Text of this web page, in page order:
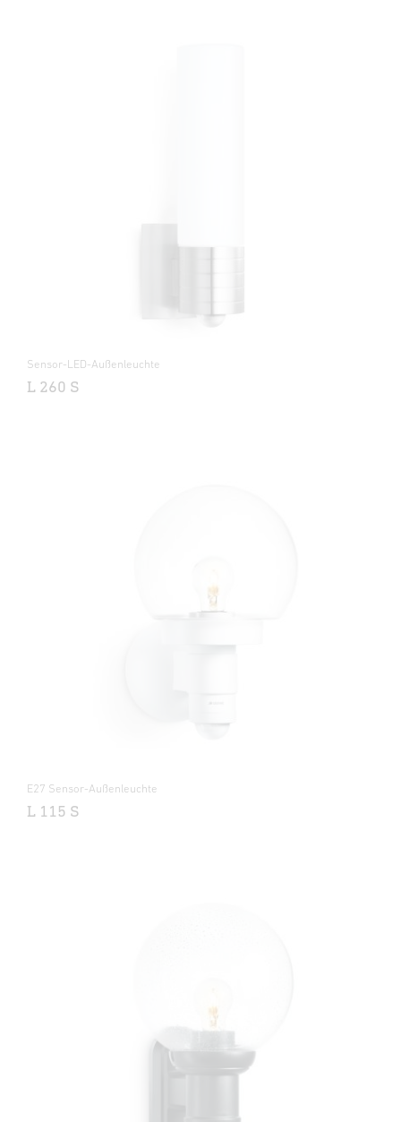
Sensor-LED-Außenleuchte
L 260 S
E27 Sensor-Außenleuchte
L 115 S